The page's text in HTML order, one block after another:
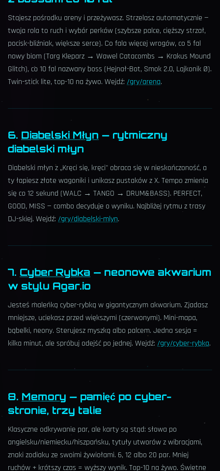
Stajesz pośrodku areny i przeżywasz. Strzelasz automatycznie —
twoja rola to ruch i wybór perków (szybsze palce, cięższy strzał,
pocisk-bliźniak, większe serce). Co fala więcej wrogów, co 5 fal
nowy biom (Targ Kleparz → Wawel Catacombs → Krakus Mound
Glitch), co 10 fal nazwany boss (Hejnał-Bot, Smok 2.0, Lajkonik Ø).
Twin-stick lite, top-10 na żywo. Wejdź: /gry/arena.
6. Diabelski Młyn — rytmiczny
diabelski młyn
Diabelski młyn z „Kręci się, kręci" obraca się w nieskończoność, a
ty łapiesz złote wagoniki i unikasz pustaków z X. Tempo zmienia
się co 12 sekund (WALC → TANGO → DRUM&BASS). PERFECT,
GOOD, MISS — combo decyduje o wyniku. Najbliżej rytmu z trasy
DJ-skiej. Wejdź: /gry/diabelski-mlyn.
7. Cyber Rybka — neonowe akwarium
w stylu Agar.io
Jesteś maleńką cyber-rybką w gigantycznym akwarium. Zjadasz
mniejsze, uciekasz przed większymi (czerwonymi). Mini-mapa,
bąbelki, neony. Sterujesz myszką albo palcem. Jedna sesja =
kilka minut, ale spróbuj odejść po jednej. Wejdź: /gry/cyber-rybka.
8. Memory — pamięć po cyber-
stronie, trzy talie
Klasyczne odkrywanie par, ale karty są stąd: słowa po
angielsku/niemiecku/hiszpańsku, tytuły utworów z wibracjami,
znaki zodiaku ze swoimi żywiołami. 6, 12 albo 20 par. Mniej
ruchów + krótszy czas = wyższy wynik. Top-10 na żywo. Świetne